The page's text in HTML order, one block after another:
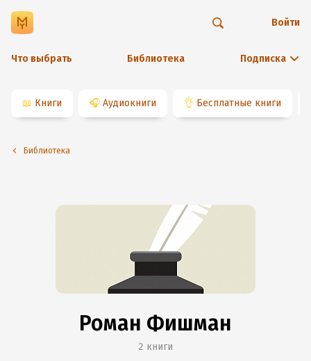
Что выбрать Библиотека Подписка
Войти
📖 Книги 🎧 Аудиокниги 👌 Бесплатные книги
Библиотека
Роман Фишман
2 книги